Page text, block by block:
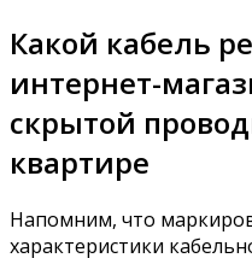
Какой кабель
интернет-
скрытой
квартире
Напомним, что
характеристики